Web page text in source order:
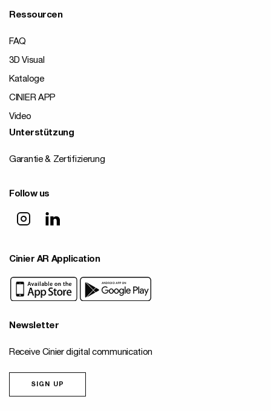
Ressourcen
FAQ
3D Visual
Kataloge
CINIER APP
Video
Unterstützung
Garantie & Zertifizierung
Follow us
Cinier AR Application
Newsletter
Receive Cinier digital communication
SIGN UP